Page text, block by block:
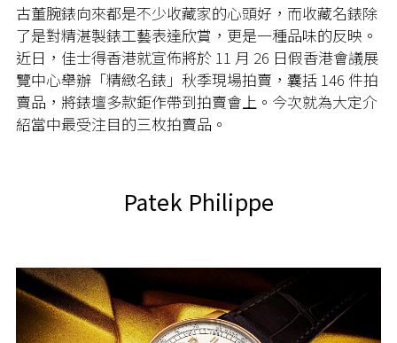
古董腕錶向來都是不少收藏家的心頭好，而收藏名錶除
了是對精湛製錶工藝表達欣賞，更是一種品味的反映。
近日，佳士得香港就宣佈將於 11 月 26 日假香港會議展
覽中心舉辦「精緻名錶」秋季現場拍賣，囊括 146 件拍
賣品，將錶壇多款鉅作帶到拍賣會上。今次就為大定介
紹當中最受注目的三枚拍賣品。
Patek Philippe